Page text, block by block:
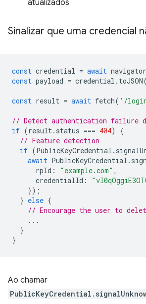
atualizados
Sinalizar que uma credencial
const credential = await navigator
const payload = credential . toJSON
const result = await fetch( '/
// Detect authentication failure
if (result. status === 404)
{
// Feature detection
if (PublicKeyCredential .
await PublicKeyCredential .
rpId : "example.com" ,
credentialId :
});
} else {
// Encourage the user to
...
}
}
Ao chamar